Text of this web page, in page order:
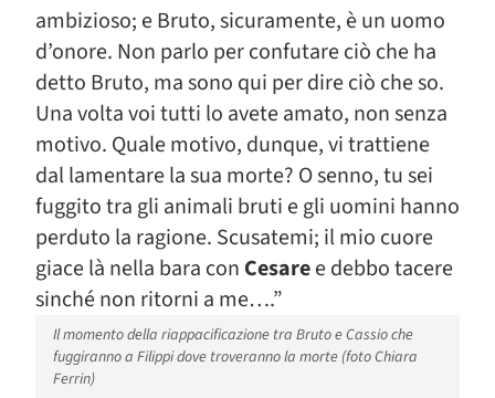
ambizioso; e Bruto, sicuramente, è un uomo
d’onore. Non parlo per confutare ciò che ha
detto Bruto, ma sono qui per dire ciò che so.
Una volta voi tutti lo avete amato, non senza
motivo. Quale motivo, dunque, vi trattiene
dal lamentare la sua morte? O senno, tu sei
fuggito tra gli animali bruti e gli uomini hanno
perduto la ragione. Scusatemi; il mio cuore
giace là nella bara con Cesaree debbo tacere
sinché non ritorni a me….”
Il momento della riappacificazione tra Bruto e Cassio che
fuggiranno a Filippi dove troveranno la morte (foto Chiara
Ferrin)